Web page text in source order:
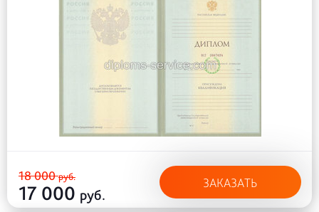
18 000руб.
17 000 руб.
ЗАКАЗАТЬ